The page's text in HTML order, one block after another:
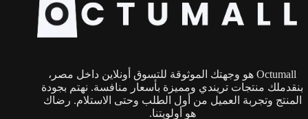
يمكن
اختيار
المنتج
Octumall هو وجهتك الموثوقة للتسوق أونلاين داخل مصر،
بنقدملك منتجات تريندي ومميزة بأسعار منافسة. نهتم بجودة
المنتج وتجربة العميل من أول الطلب وحتى الاستلام. رضاك
هو أولويتنا.